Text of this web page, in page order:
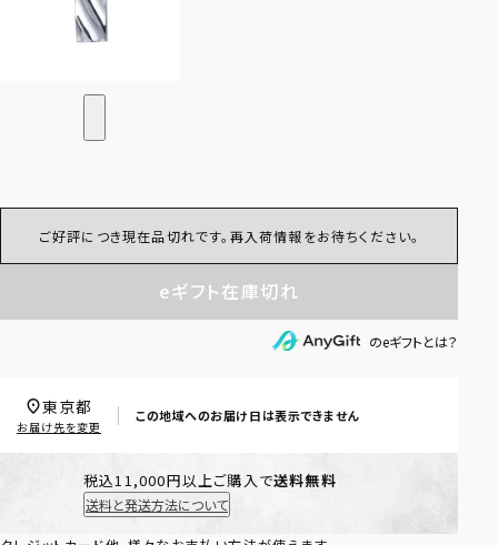
ご好評につき現在品切れです。再入荷情報をお待ちください。
eギフト在庫切れ
のeギフトとは？
この地域へのお届け日は表示できません
東京都
お届け先を変更
税込11,000円以上ご購入で送料無料
送料と発送方法について